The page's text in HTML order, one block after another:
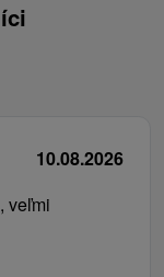
10.08.2026
veľmi